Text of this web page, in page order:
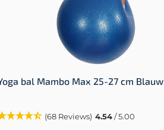
bal Mambo Max 25-27 cm Blauw
(68 Reviews) 4.54/ 5.00